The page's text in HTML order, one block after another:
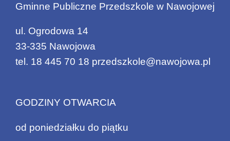
Gminne Publiczne Przedszkole w Nawojowej
ul. Ogrodowa 14
33-335 Nawojowa
tel. 18 445 70 18 przedszkole@nawojowa.pl
GODZINY OTWARCIA
od poniedziałku do piątku